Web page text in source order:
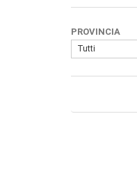
Pedretti
Girsan
7,62 X 39
PROVINCIA
Tutti